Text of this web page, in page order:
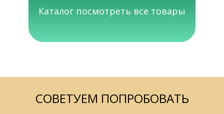
Каталог посмотреть все товары
СОВЕТУЕМ ПОПРОБОВАТЬ